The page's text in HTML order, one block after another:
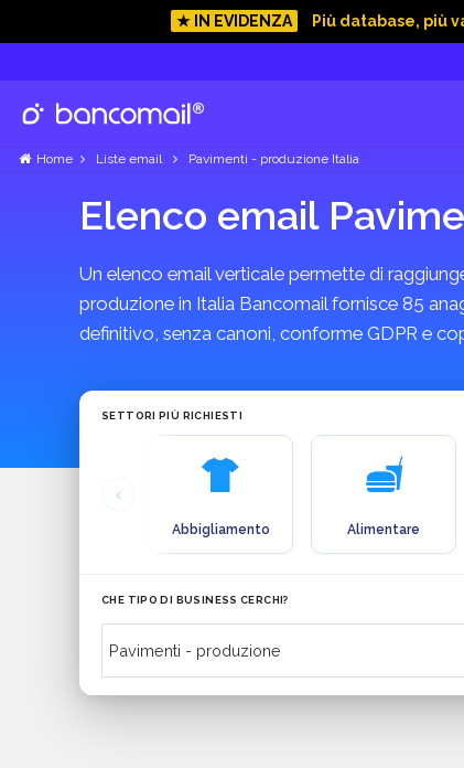
★ IN EVIDENZA Più database, più
Home Liste email Pavimenti - produzione Italia
Elenco email
Un elenco email verticale permette di
produzione in Italia Bancomail fornisce 85
definitivo, senza canoni, conforme GDPR e
SETTORI PIÙ RICHIESTI
Abbigliamento Alimentare
CHE TIPO DI BUSINESS CERCHI?